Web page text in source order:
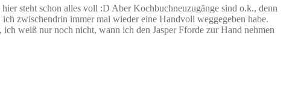
steht schon alles voll :D Aber Kochbuchneuzugänge sind o.k., denn
zwischendrin immer mal wieder eine Handvoll weggegeben habe.
weiß nur noch nicht, wann ich den Jasper Fforde zur Hand nehmen